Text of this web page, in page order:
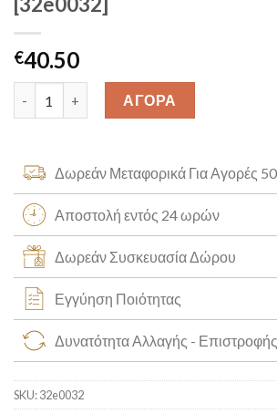
€40.50
Λευκόχρυσα Σκουλαρίκια "Σταυρός" Κ14
ΑΓΟΡΑ
Δωρεάν Μεταφορικά Για Αγορές
Αποστολή εντός 24 ωρών
Δωρεάν Συσκευασία Δώρου
Εγγύηση Ποιότητας
Δυνατότητα Αλλαγής - Επιστροφής
SKU:32e0032